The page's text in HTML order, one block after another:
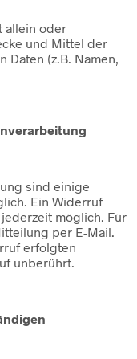
allein oder
und Mittel der
(z.B. Namen,
sind einige
Ein Widerruf
möglich. Für
per E-Mail.
erfolgten
unberührt.